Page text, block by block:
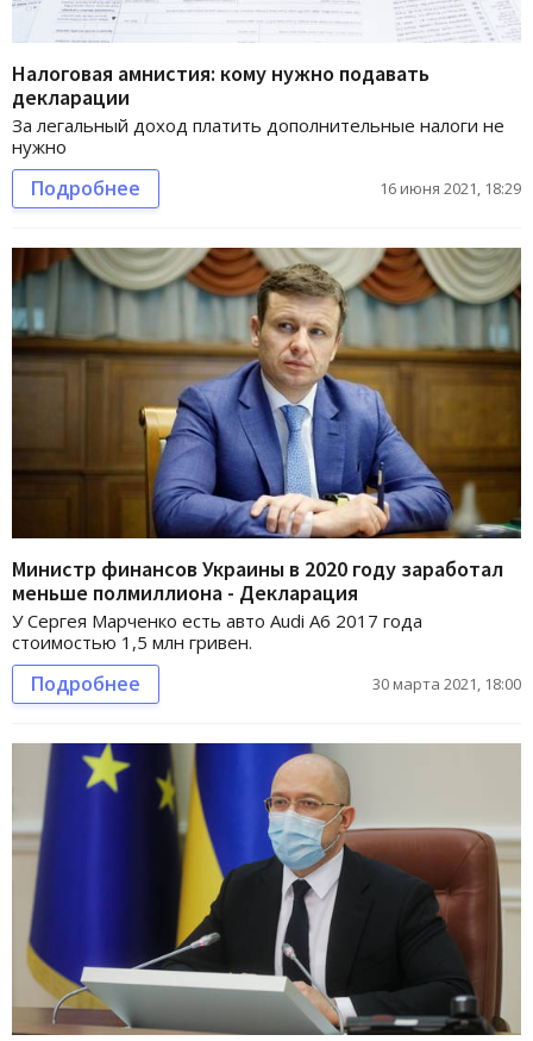
Налоговая амнистия: кому нужно подавать
декларации
За легальный доход платить дополнительные налоги не
нужно
Подробнее 16 июня 2021, 18:29
Министр финансов Украины в 2020 году заработал
меньше полмиллиона - Декларация
У Сергея Марченко есть авто Audi A6 2017 года
стоимостью 1,5 млн гривен.
Подробнее 30 марта 2021, 18:00